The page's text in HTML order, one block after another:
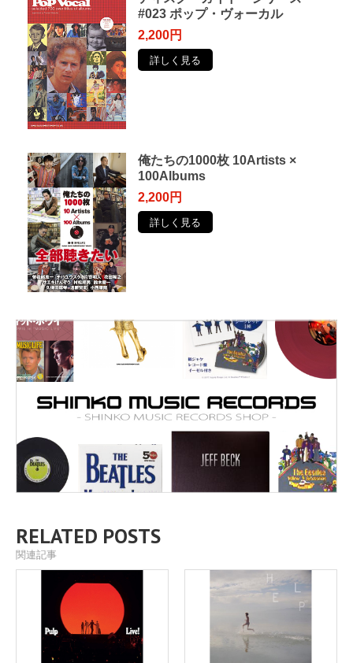
#023 ポップ・ヴォーカル
2,200円
詳しく見る
俺たちの1000枚 10Artists ×
100Albums
2,200円
詳しく見る
RELATED POSTS
関連記事